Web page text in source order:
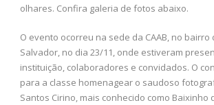
olhares. Confira galeria de fotos abaixo.
O evento ocorreu na sede da CAAB, no bairro
Salvador, no dia 23/11, onde estiveram
instituição, colaboradores e convidados. O
para a classe homenagear o saudoso
Santos Cirino, mais conhecido como Baixinho